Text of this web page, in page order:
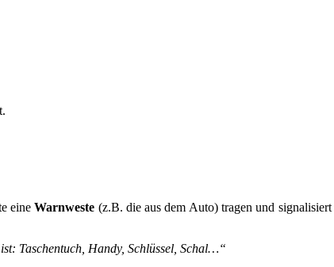
Warnweste (z.B. die aus dem Auto) tragen und
Taschentuch, Handy, Schlüssel, Schal…“